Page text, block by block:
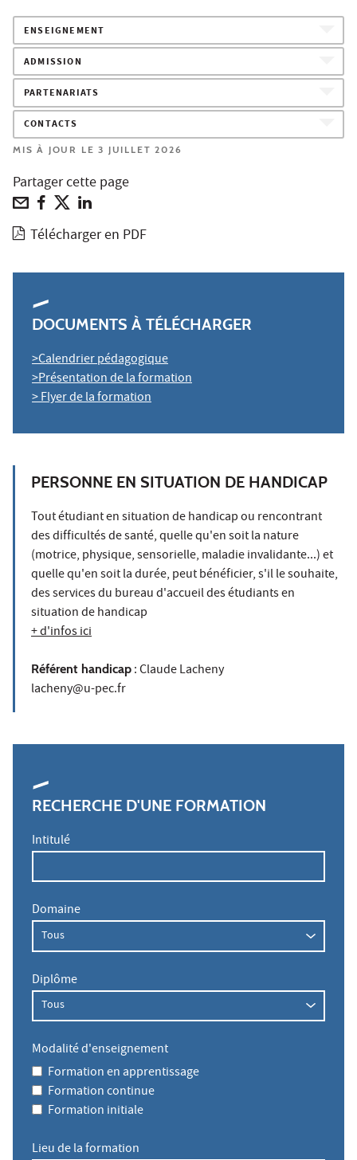
ENSEIGNEMENT
ADMISSION
PARTENARIATS
CONTACTS
MIS À JOUR LE 3 JUILLET 2026
Partager cette page
Télécharger en PDF
DOCUMENTS À TÉLÉCHARGER
>Calendrier pédagogique
>Présentation de la formation
> Flyer de la formation
PERSONNE EN SITUATION DE HANDICAP
Tout étudiant en situation de handicap ou rencontrant
des difficultés de santé, quelle qu'en soit la nature
(motrice, physique, sensorielle, maladie invalidante...) et
quelle qu'en soit la durée, peut bénéficier, s'il le souhaite,
des services du bureau d'accueil des étudiants en
situation de handicap
+ d'infos ici
Référent handicap : Claude Lacheny
lacheny@u-pec.fr
RECHERCHE D'UNE FORMATION
Intitulé
Domaine
Diplôme
Modalité d'enseignement
Formation en apprentissage
Formation continue
Formation initiale
Lieu de la formation